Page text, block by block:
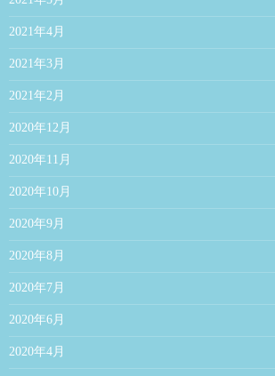
2021年4月
2021年3月
2021年2月
2020年12月
2020年11月
2020年10月
2020年9月
2020年8月
2020年7月
2020年6月
2020年4月